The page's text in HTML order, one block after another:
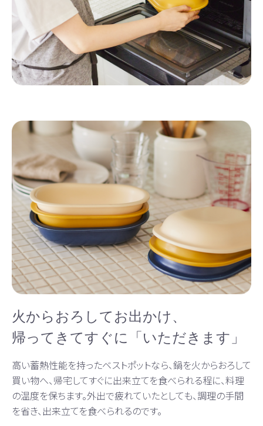
火からおろしてお出かけ、
帰ってきてすぐに「いただきます」
高い蓄熱性能を持ったベストポットなら、鍋を火からおろして
買い物へ、帰宅してすぐに出来立てを食べられる程に、料理
の温度を保ちます。外出で疲れていたとしても、調理の手間
を省き、出来立てを食べられるのです。